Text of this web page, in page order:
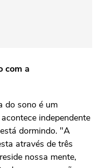
com a
do sono é um
independente
dormindo. "A
através de três
nossa mente,